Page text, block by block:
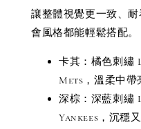
讓整體視覺更一致、
會風格都能輕鬆搭配。
卡其：橘色刺繡
Mets，溫柔中帶
深棕：深藍刺繡
Yankees，沉穩